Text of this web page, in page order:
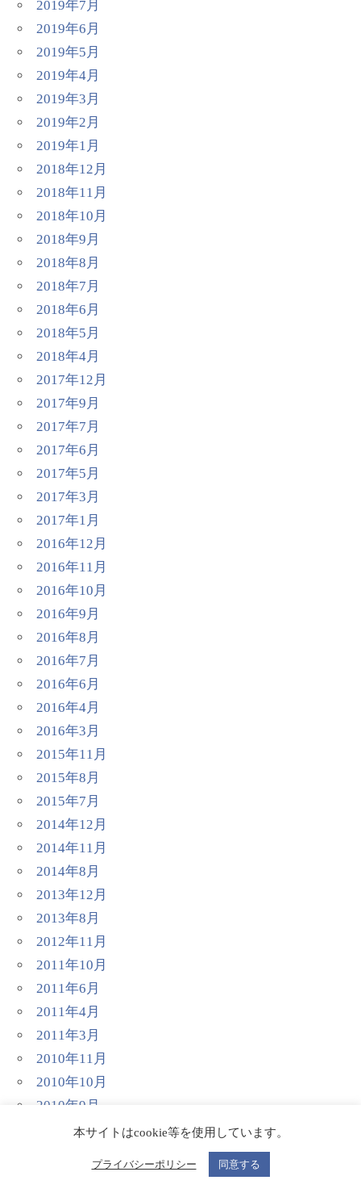
2019年7月
2019年6月
2019年5月
2019年4月
2019年3月
2019年2月
2019年1月
2018年12月
2018年11月
2018年10月
2018年9月
2018年8月
2018年7月
2018年6月
2018年5月
2018年4月
2017年12月
2017年9月
2017年7月
2017年6月
2017年5月
2017年3月
2017年1月
2016年12月
2016年11月
2016年10月
2016年9月
2016年8月
2016年7月
2016年6月
2016年4月
2016年3月
2015年11月
2015年8月
2015年7月
2014年12月
2014年11月
2014年8月
2013年12月
2013年8月
2012年11月
2011年10月
2011年6月
2011年4月
2011年3月
2010年11月
2010年10月
2010年9月
2010年8月本サイトはcookie等を使用しています。
プライバシーポリシー 同意する